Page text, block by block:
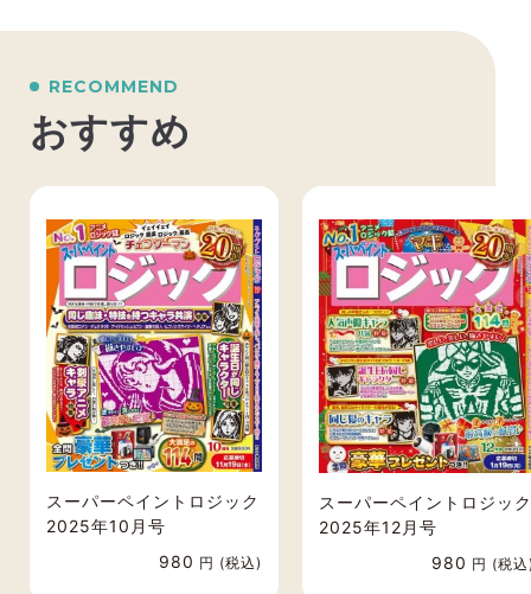
下記のような設定をされている方は、当サイ
トからのメールを受信できない場合がござい
携帯電話およびスマートフォンのメール設定
URL付きメール規制の設定がされている
パソコンからのメール規制の設定がされてい
る
なりすまし規制の設定がされている
「sendonly@epsilon.jp」のアドレス指定受
信、またはドメイン指定受信の設定をしてい
ない
購入時の初期設定の時点で上記の設定がされ
ている場合があります。
ご自身で制限の設定をされていなくても、事
RECOMMEND
おすすめ
スーパーペイントロジック
2025年10月号
980 円 (税込)
スーパーペイントロジック
2025年12月号
980 円 (税